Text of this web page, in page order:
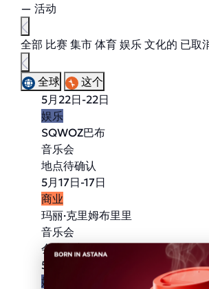
— 活动
全部 比赛 集市 体育 娱乐 文化的 已取
全球
这个
5月22日-22日
娱乐
SQWOZ巴布
音乐会
地点待确认
5月17日-17日
商业
玛丽·克里姆布里里
音乐会
会议中心
5月17日-17日
娱乐